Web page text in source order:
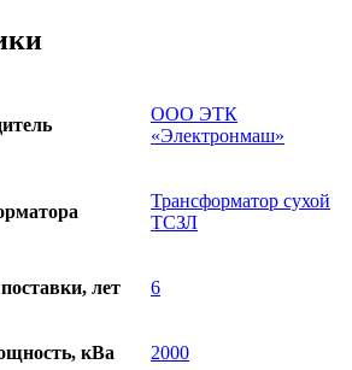
ООО ЭТК
«Электронмаш»
Трансформатор сухой
ТСЗЛ
лет 6
кВа 2000